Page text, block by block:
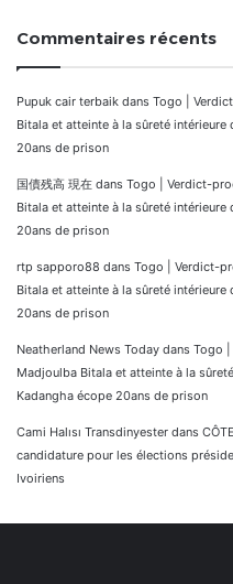
Commentaires récents
Pupuk cair terbaik dans Togo |
Bitala et atteinte à la sûreté intérieure
20ans de prison
国債残高 現在 dans Togo | Verdict-
Bitala et atteinte à la sûreté intérieure
20ans de prison
rtp sapporo88 dans Togo | Verdict-
Bitala et atteinte à la sûreté intérieure
20ans de prison
Neatherland News Today dans Togo |
Madjoulba Bitala et atteinte à la
Kadangha écope 20ans de prison
Cami Halısı Transdinyester dans
candidature pour les élections
Ivoiriens